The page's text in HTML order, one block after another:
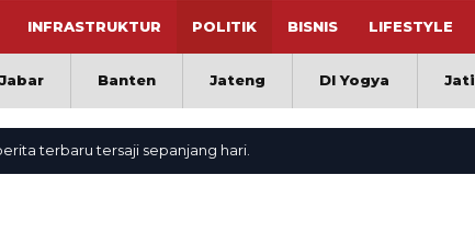
INFRASTRUKTUR POLITIK BISNIS LIFESTYLE
Jabar Banten Jateng DI Yogya
tersaji sepanjang hari.